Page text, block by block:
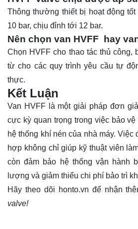
Thông thường thiết bị hoạt động
10 bar, chịu đỉnh tới 12 bar.
Nên chọn van HVFF hay
Chọn HVFF cho thao tác thủ công,
từ cho các quy trình yêu cầu tự
thực.
Kết Luận
Van HVFF là một giải pháp đơn
cực kỳ quan trọng trong việc bảo
hệ thống khí nén của nhà máy. Việc
hợp không chỉ giúp kỹ thuật viên
còn đảm bảo hệ thống vận hành
lượng và giảm thiểu chi phí bảo trì
Hãy theo dõi honto.vn để nhận
valve!